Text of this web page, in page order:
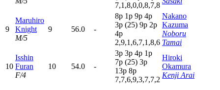
7,1,8,0,0,8,7,8
9
Maruhiro
Knight
M/5
9 56.0 -
8p 1p 9p 4p
3p (25) 9p 2p
4p
2,9,1,6,7,1,8,6
Nakano
Kazuma
Noboru
Tamai
10
Isshin
Furan
F/4
10 54.0 -
3p 3p 4p 1p
7p (25) 3p
13p 8p
7,7,6,9,3,7,7,2
Hiroki
Okamura
Kenji Arai